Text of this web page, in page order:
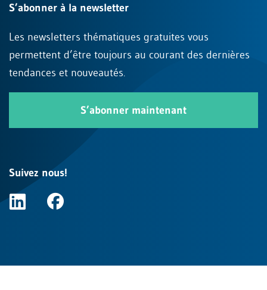
S’abonner à la newsletter
Les newsletters thématiques gratuites vous
permettent d’être toujours au courant des dernières
tendances et nouveautés.
S’abonner maintenant
Suivez nous!